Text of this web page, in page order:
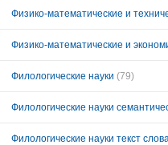
Физико-математические и
Физико-математические и
Филологические науки (79)
Филологические науки